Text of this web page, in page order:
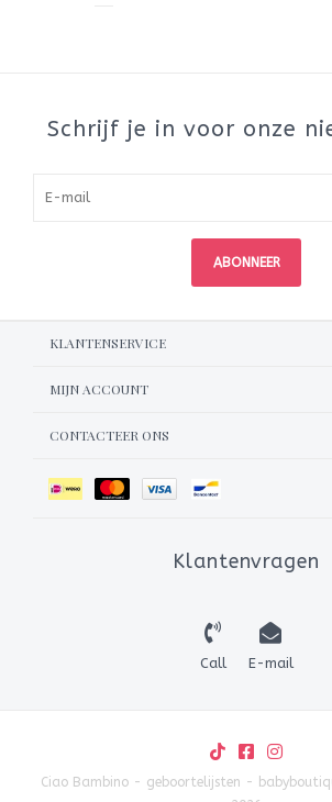
Schrijf je in voor onze
ABONNEER
KLANTENSERVICE
MIJN ACCOUNT
CONTACTEER ONS
Klantenvragen
Call E-mail
Ciao Bambino - geboortelijsten -